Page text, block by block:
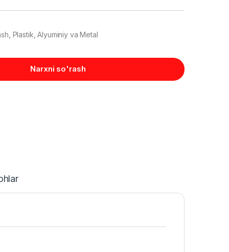
Plastik, Alyuminiy va Metal
Narxni so'rash